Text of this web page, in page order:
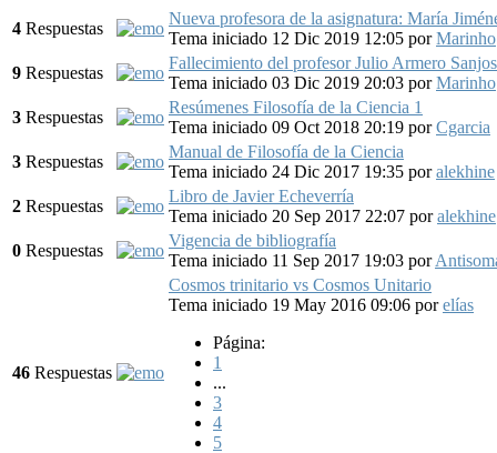
4 Respuestas
Nueva profesora de la asignatura: María
Tema iniciado 12 Dic 2019 12:05 porMarinho
9 Respuestas
Fallecimiento del profesor Julio Armero
Tema iniciado 03 Dic 2019 20:03 porMarinho
3 Respuestas
Resúmenes Filosofía de la Ciencia 1
Tema iniciado 09 Oct 2018 20:19 porCgarcia
3 Respuestas
Manual de Filosofía de la Ciencia
Tema iniciado 24 Dic 2017 19:35 poralekhine
2 Respuestas
Libro de Javier Echeverría
Tema iniciado 20 Sep 2017 22:07 poralekhine
0 Respuestas
Vigencia de bibliografía
Tema iniciado 11 Sep 2017 19:03 por
46 Respuestas
Cosmos trinitario vs Cosmos Unitario
Tema iniciado 19 May 2016 09:06 porelías
Página:
1
...
3
4
5